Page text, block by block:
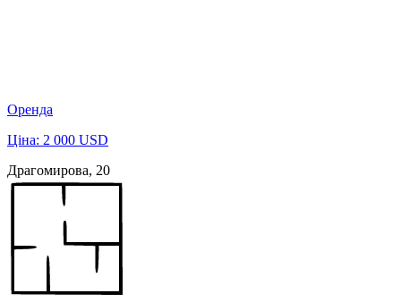
Оренда
Ціна: 2 000 USD
Драгомирова, 20